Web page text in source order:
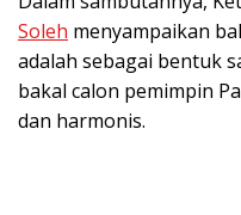
Soleh menyampaikan
adalah sebagai bentuk
bakal calon pemimpin
dan harmonis.